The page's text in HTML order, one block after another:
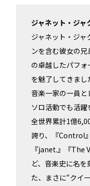
ジャネット・ジャ
ジャネット・ジャ
ンを含む彼女の
の卓越したパフ
を魅了してきまし
音楽一家の一員と
ソロ活動でも活躍
全世界累計1億
誇り、『Control
『janet.』『The
ど、音楽史に名
た、まさに“クイ